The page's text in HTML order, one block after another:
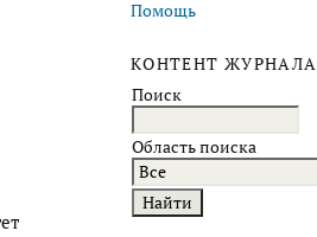
Помощь
КОНТЕНТ ЖУРНАЛА
Поиск
Область поиска